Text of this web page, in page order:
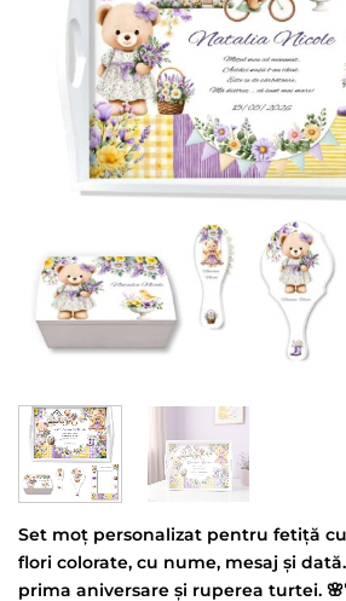
Set moț personalizat pentru fetiță
flori colorate, cu nume, mesaj și
prima aniversare și ruperea turtei.